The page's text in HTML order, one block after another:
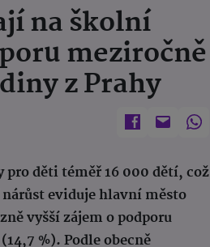
na školní
meziročně
z Prahy
děti téměř 16 000 dětí, což
eviduje hlavní město
vyšší zájem o podporu
%). Podle obecně